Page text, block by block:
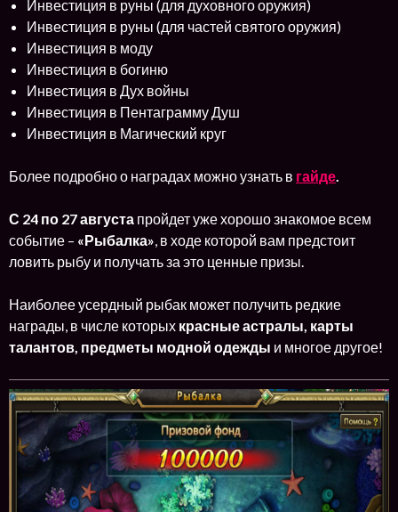
Инвестиция в руны (для духовного оружия)
Инвестиция в руны (для частей святого оружия)
Инвестиция в моду
Инвестиция в богиню
Инвестиция в Дух войны
Инвестиция в Пентаграмму Душ
Инвестиция в Магический круг
Более подробно о наградах можно узнать в гайде.
С 24 по 27 августа пройдет уже хорошо знакомое всем
событие – «Рыбалка», в ходе которой вам предстоит
ловить рыбу и получать за это ценные призы.
Наиболее усердный рыбак может получить редкие
награды, в числе которых красные астралы, карты
талантов, предметы модной одежды и многое другое!